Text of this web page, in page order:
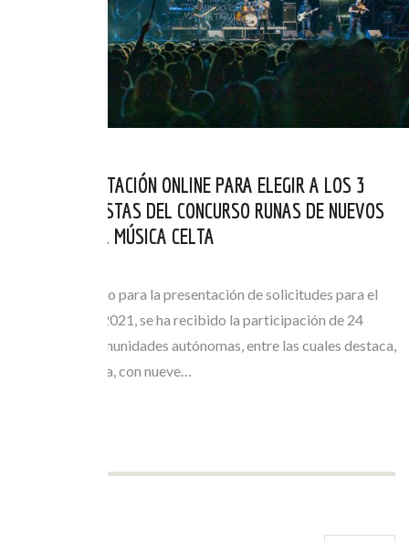
ABIERTA LA VOTACIÓN ONLINE PARA ELEGIR A LOS 3
GRUPOS FINALISTAS DEL CONCURSO RUNAS DE NUEVOS
VALORES DE LA MÚSICA CELTA
Finalizado el plazo para la presentación de solicitudes para el
Proyecto Runas 2021, se ha recibido la participación de 24
bandas de 11 comunidades autónomas, entre las cuales destaca,
además de Galicia, con nueve…